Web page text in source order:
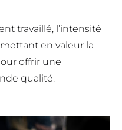
travaillé, l’intensité
en valeur la
offrir une
qualité.